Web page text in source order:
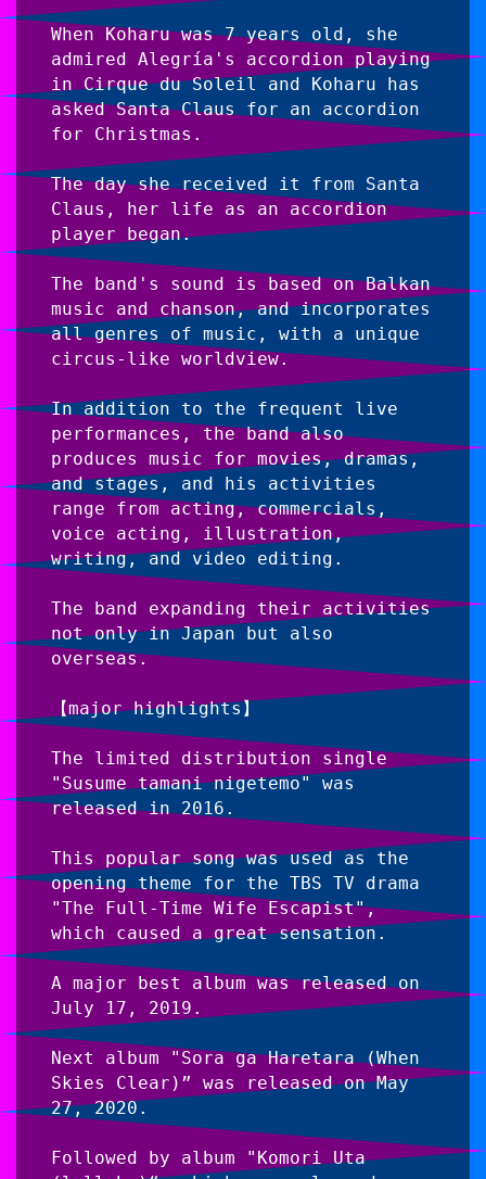
When Koharu was 7 years old, she
admired Alegría's accordion playing
in Cirque du Soleil and Koharu has
asked Santa Claus for an accordion
for Christmas.
The day she received it from Santa
Claus, her life as an accordion
player began.
The band's sound is based on Balkan
music and chanson, and incorporates
all genres of music, with a unique
circus-like worldview.
In addition to the frequent live
performances, the band also
produces music for movies, dramas,
and stages, and his activities
range from acting, commercials,
voice acting, illustration,
writing, and video editing.
The band expanding their activities
not only in Japan but also
overseas.
【major highlights】
The limited distribution single
"Susume tamani nigetemo" was
released in 2016.
This popular song was used as the
opening theme for the TBS TV drama
"The Full-Time Wife Escapist",
which caused a great sensation.
A major best album was released on
July 17, 2019.
Next album "Sora ga Haretara (When
Skies Clear)” was released on May
27, 2020.
Followed by album "Komori Uta